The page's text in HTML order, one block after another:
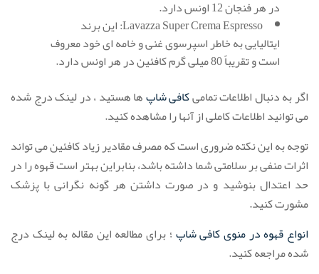
در هر فنجان 12 اونس دارد.
Lavazza Super Crema Espresso: این برند
ایتالیایی به خاطر اسپرسوی غنی و خامه ای خود معروف
است و تقریباً 80 میلی گرم کافئین در هر اونس دارد.
اگر به دنبال اطلاعات تمامیکافی شاپها هستید ، در لینک درج شده
می توانید اطلاعات کاملی از آنها را مشاهده کنید.
توجه به این نکته ضروری است که مصرف مقادیر زیاد کافئین می تواند
اثرات منفی بر سلامتی شما داشته باشد، بنابراین بهتر است قهوه را در
حد اعتدال بنوشید و در صورت داشتن هر گونه نگرانی با پزشک
مشورت کنید.
انواع قهوه در منوی کافی شاپ؛ برای مطالعه این مقاله به لینک درج
شده مراجعه کنید.